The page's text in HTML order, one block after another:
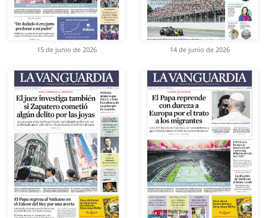
15 de junio de 2026 14 de junio de 2026